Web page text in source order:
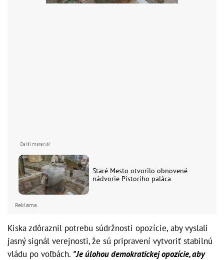
Staré Mesto otvorilo obnovené
nádvorie Pistoriho paláca
Reklama
Kiska zdôraznil potrebu súdržnosti opozície, aby vyslali
jasný signál verejnosti, že sú pripravení vytvoriť stabilnú
vládu po voľbách. "Je úlohou demokratickej opozície, aby